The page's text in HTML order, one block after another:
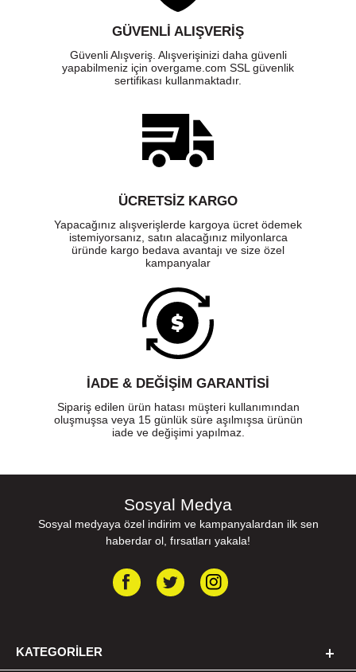
GÜVENLI ALIŞVERIŞ
Güvenli Alışveriş. Alışverişinizi daha güvenli
yapabilmeniz için overgame.com SSL güvenlik
sertifikası kullanmaktadır.
ÜCRETSIZ KARGO
Yapacağınız alışverişlerde kargoya ücret ödemek
istemiyorsanız, satın alacağınız milyonlarca
üründe kargo bedava avantajı ve size özel
kampanyalar
İADE & DEĞİŞİM GARANTİSİ
Sipariş edilen ürün hatası müşteri kullanımından
oluşmuşsa veya 15 günlük süre aşılmışsa ürünün
iade ve değişimi yapılmaz.
Sosyal Medya
Sosyal medyaya özel indirim ve kampanyalardan ilk sen
haberdar ol, fırsatları yakala!
KATEGORILER